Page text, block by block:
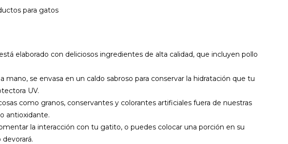
para gatos
elaborado con deliciosos ingredientes de alta calidad, que incluyen pollo
se envasa en un caldo sabroso para conservar la hidratación que tu
UV.
como granos, conservantes y colorantes artificiales fuera de nuestras
antioxidante.
la interacción con tu gatito, o puedes colocar una porción en su